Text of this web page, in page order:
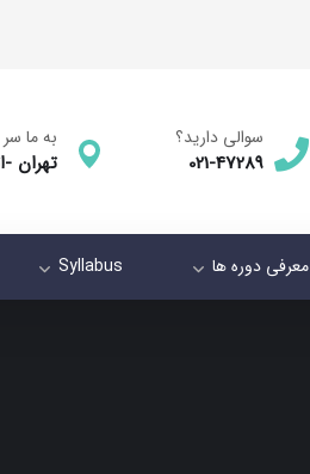
سوالی دارید؟
021-47289
به ما سر
تهران
معرفی دوره ها Syllabus